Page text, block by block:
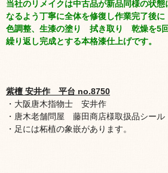
当社のリメイクは中古品が新品同様の状態
なるよう丁寧に全体を修復し作業完了後に
色調整、生漆の塗り 拭き取り 乾燥を5
繰り返し完成とする本格漆仕上げです。
紫檀 安井作 平台 no.8750
・大阪唐木指物士 安井作
・唐木老舗問屋 藤田商店様取扱品シール
・足には柘植の象嵌があります。